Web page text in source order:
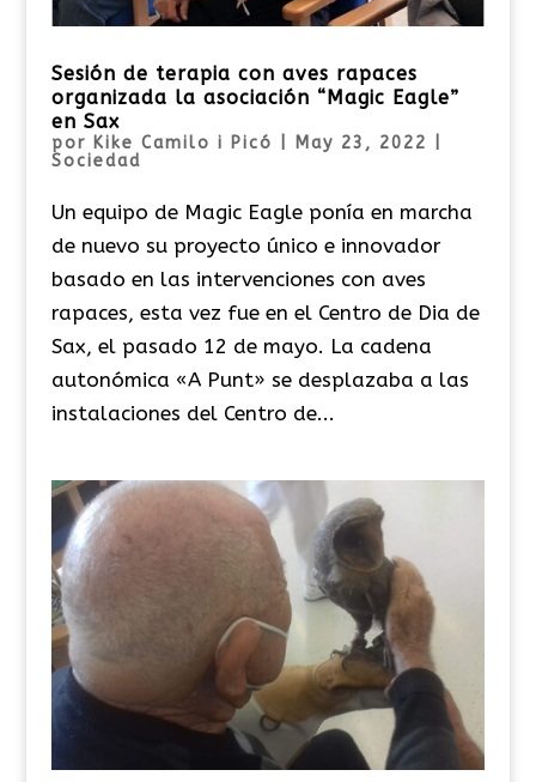
Sesión de terapia con aves rapaces
organizada la asociación “Magic Eagle”
en Sax
por Kike Camilo i Picó May 23, 2022
Sociedad
Un equipo de Magic Eagle ponía en marcha
de nuevo su proyecto único e innovador
basado en las intervenciones con aves
rapaces, esta vez fue en el Centro de Dia de
Sax, el pasado 12 de mayo. La cadena
autonómica «A Punt» se desplazaba a las
instalaciones del Centro de...